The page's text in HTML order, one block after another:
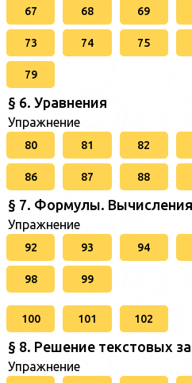
67 68 69
73 74 75
79
§ 6. Уравнения
Упражнение
80 81 82
86 87 88
§ 7. Формулы.
Упражнение
92 93 94
98 99
100 101 102
§ 8. Решение текстовых
Упражнение